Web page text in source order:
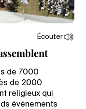
Écouter
de 7000
de 2000
religieux qui
événements